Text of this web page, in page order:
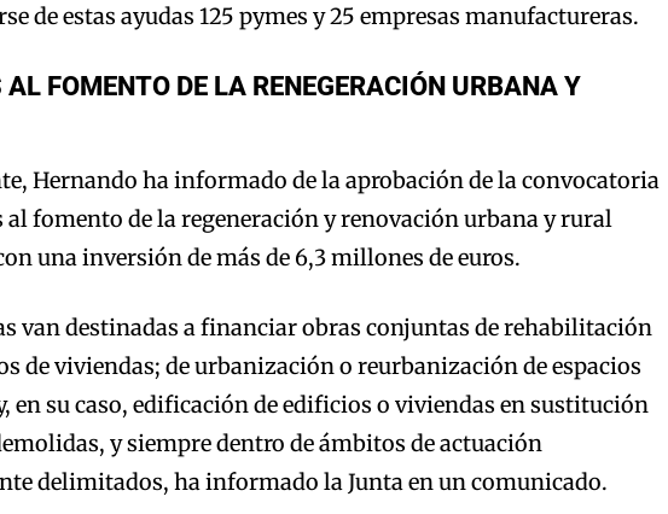
de estas ayudas 125 pymes y 25 empresas manufactureras.
AL FOMENTO DE LA RENEGERACIÓN URBANA Y
Hernando ha informado de la aprobación de la convocatoria
al fomento de la regeneración y renovación urbana y rural
una inversión de más de 6,3 millones de euros.
van destinadas a financiar obras conjuntas de rehabilitación
de viviendas; de urbanización o reurbanización de espacios
en su caso, edificación de edificios o viviendas en sustitución
y siempre dentro de ámbitos de actuación
delimitados, ha informado la Junta en un comunicado.